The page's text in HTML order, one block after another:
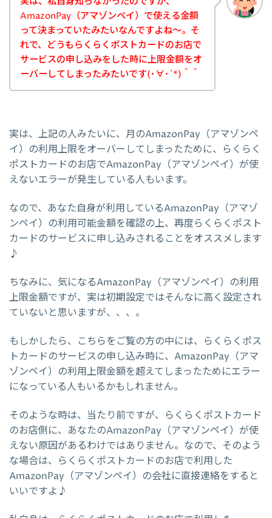
AmazonPay（アマゾンペイ）で使える金額
って決まっていたみたいなんですよね～。そ
れで、どうもらくらくポストカードのお店で
サービスの申し込みをした時に上限金額をオ
ーバーしてしまったみたいです(･∀･`*)＾＾
実は、上記の人みたいに、月のAmazonPay（アマゾンペ
イ）の利用上限をオーバーしてしまったために、らくらく
ポストカードのお店でAmazonPay（アマゾンペイ）が使
えないエラーが発生している人もいます。
なので、あなた自身が利用しているAmazonPay（アマゾ
ンペイ）の利用可能金額を確認の上、再度らくらくポスト
カードのサービスに申し込みされることをオススメします
♪
ちなみに、気になるAmazonPay（アマゾンペイ）の利用
上限金額ですが、実は初期設定ではそんなに高く設定され
ていないと思いますが、、、。
もしかしたら、こちらをご覧の方の中には、らくらくポス
トカードのサービスの申し込み時に、AmazonPay（アマ
ゾンペイ）の利用上限金額を超えてしまったためにエラー
になっている人もいるかもしれません。
そのような時は、当たり前ですが、らくらくポストカード
のお店側に、あなたのAmazonPay（アマゾンペイ）が使
えない原因があるわけではありません。なので、そのよう
な場合は、らくらくポストカードのお店で利用した
AmazonPay（アマゾンペイ）の会社に直接連絡をすると
いいですよ♪